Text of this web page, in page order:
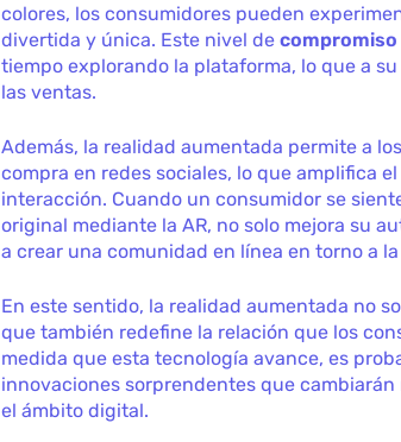
colores, los consumidores pueden
divertida y única. Este nivel decompromiso
tiempo explorando la plataforma, lo que a
las ventas.
Además, la realidad aumentada permite a
compra en redes sociales, lo que amplifica
interacción. Cuando un consumidor se
original mediante la AR, no solo mejora su
a crear una comunidad en línea en torno a
En este sentido, la realidad aumentada no
que también redefine la relación que los
medida que esta tecnología avance, es
innovaciones sorprendentes que
el ámbito digital.